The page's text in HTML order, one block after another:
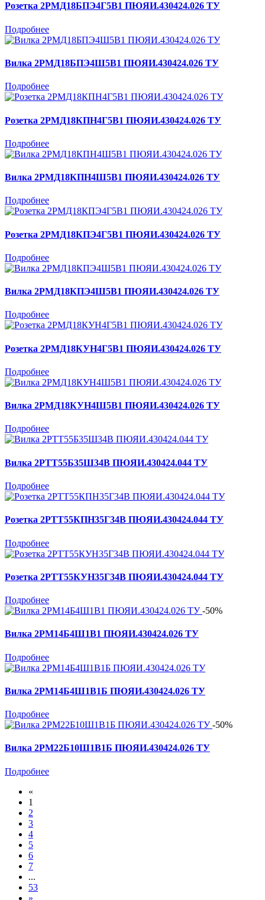
Розетка 2РМД18БПЭ4Г5В1 ПЮЯИ.430424.026 ТУ
Подробнее
Вилка 2РМД18БПЭ4Ш5В1 ПЮЯИ.430424.026 ТУ
Подробнее
Розетка 2РМД18КПН4Г5В1 ПЮЯИ.430424.026 ТУ
Подробнее
Вилка 2РМД18КПН4Ш5В1 ПЮЯИ.430424.026 ТУ
Подробнее
Розетка 2РМД18КПЭ4Г5В1 ПЮЯИ.430424.026 ТУ
Подробнее
Вилка 2РМД18КПЭ4Ш5В1 ПЮЯИ.430424.026 ТУ
Подробнее
Розетка 2РМД18КУН4Г5В1 ПЮЯИ.430424.026 ТУ
Подробнее
Вилка 2РМД18КУН4Ш5В1 ПЮЯИ.430424.026 ТУ
Подробнее
Вилка 2РТТ55Б35Ш34В ПЮЯИ.430424.044 ТУ
Подробнее
Розетка 2РТТ55КПН35Г34В ПЮЯИ.430424.044 ТУ
Подробнее
Розетка 2РТТ55КУН35Г34В ПЮЯИ.430424.044 ТУ
Подробнее
-50%
Вилка 2РМ14Б4Ш1В1 ПЮЯИ.430424.026 ТУ
Подробнее
Вилка 2РМ14Б4Ш1В1Б ПЮЯИ.430424.026 ТУ
Подробнее
-50%
Вилка 2РМ22Б10Ш1В1Б ПЮЯИ.430424.026 ТУ
Подробнее
«
1
2
3
4
5
6
7
...
53
»